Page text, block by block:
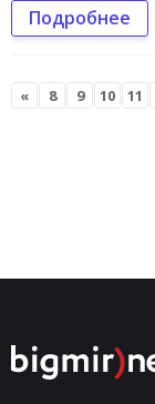
Подробнее
« 8 9 10 11